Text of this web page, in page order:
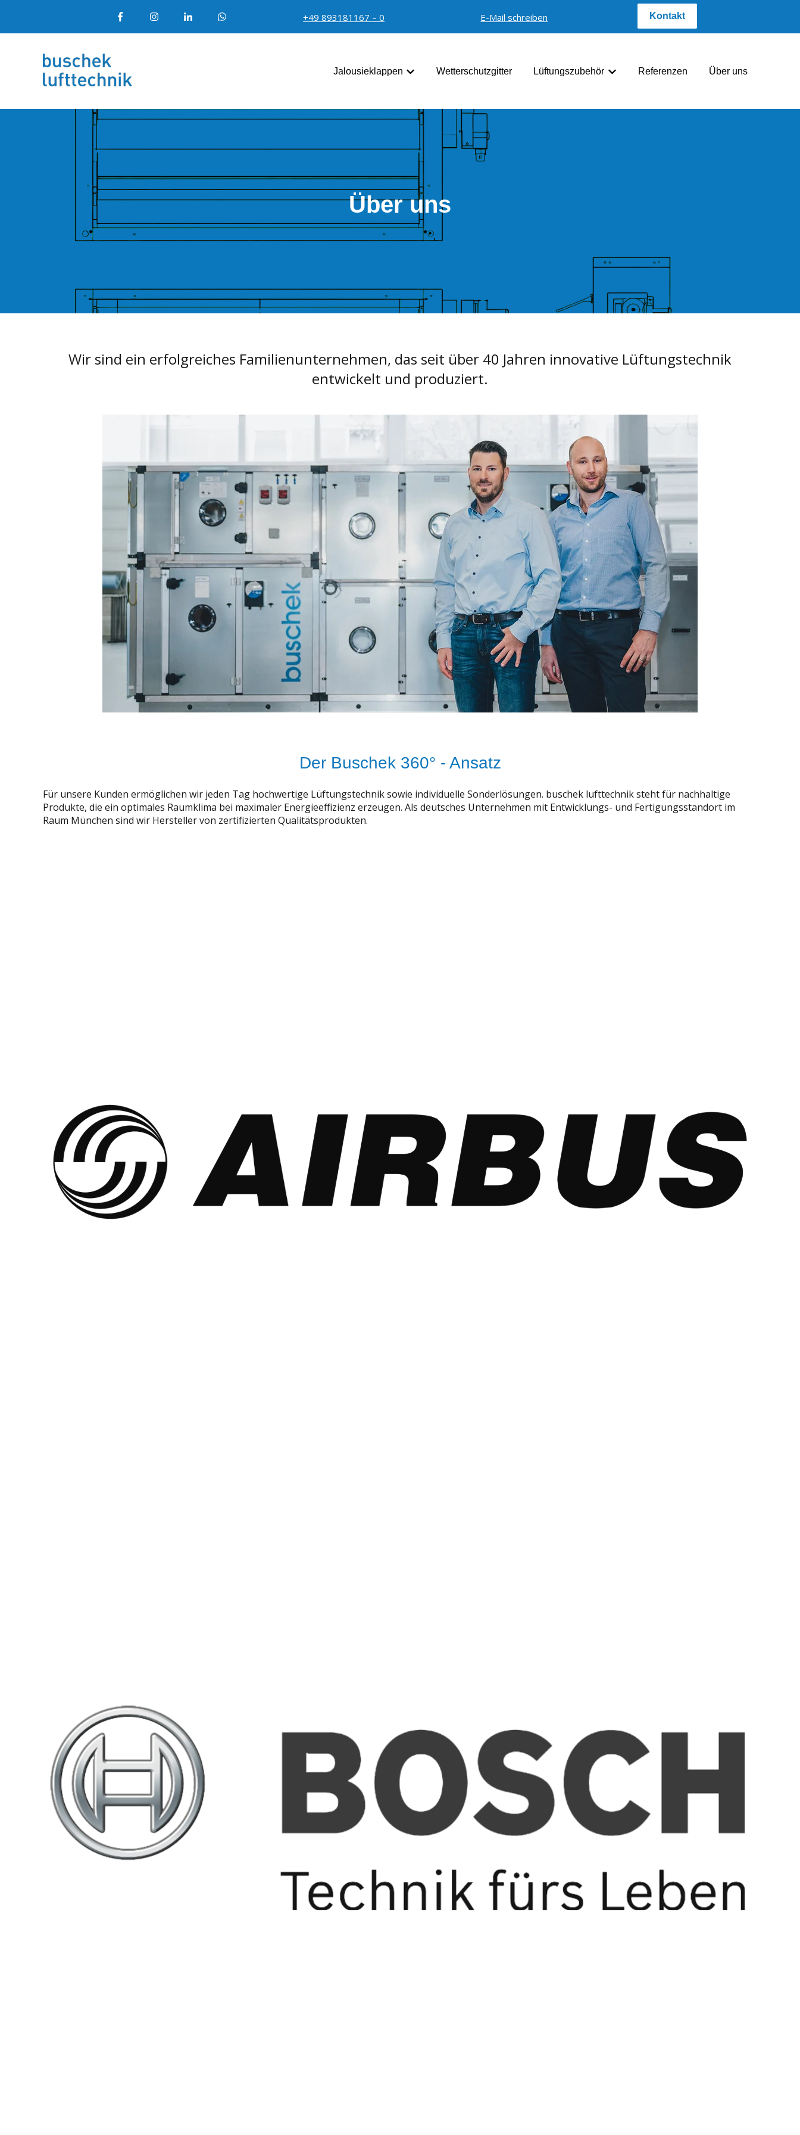
+49 893181167 – 0 E-Mail schreiben Kontakt
Jalousieklappen Untermenü für Jalousieklappen anzeigen
Wetterschutzgitter Lüftungszubehör Untermenü für Lüftungszubehör anzeigen
Referenzen Über uns
Über uns
Wir sind ein erfolgreiches Familienunternehmen, das seit über 40 Jahren innovative Lüftungstechnik
entwickelt und produziert.
Der Buschek 360° - Ansatz
Für unsere Kunden ermöglichen wir jeden Tag hochwertige Lüftungstechnik sowie individuelle Sonderlösungen. buschek lufttechnik steht für nachhaltige
Produkte, die ein optimales Raumklima bei maximaler Energieeffizienz erzeugen. Als deutsches Unternehmen mit Entwicklungs- und Fertigungsstandort im
Raum München sind wir Hersteller von zertifizierten Qualitätsprodukten.